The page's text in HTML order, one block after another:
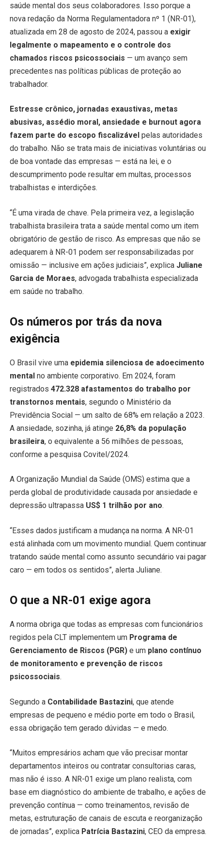
saúde mental dos seus colaboradores. Isso porque a
nova redação da Norma Regulamentadora nº 1 (NR-01),
atualizada em 28 de agosto de 2024, passou a exigir
legalmente o mapeamento e o controle dos
chamados riscos psicossociais — um avanço sem
precedentes nas políticas públicas de proteção ao
trabalhador.
Estresse crônico, jornadas exaustivas, metas
abusivas, assédio moral, ansiedade e burnout agora
fazem parte do escopo fiscalizável pelas autoridades
do trabalho. Não se trata mais de iniciativas voluntárias ou
de boa vontade das empresas — está na lei, e o
descumprimento pode resultar em multas, processos
trabalhistas e interdições.
“É uma virada de chave. Pela primeira vez, a legislação
trabalhista brasileira trata a saúde mental como um item
obrigatório de gestão de risco. As empresas que não se
adequarem à NR-01 podem ser responsabilizadas por
omissão — inclusive em ações judiciais”, explica Juliane
Garcia de Moraes, advogada trabalhista especializada
em saúde no trabalho.
Os números por trás da nova
exigência
O Brasil vive uma epidemia silenciosa de adoecimento
mental no ambiente corporativo. Em 2024, foram
registrados 472.328 afastamentos do trabalho por
transtornos mentais, segundo o Ministério da
Previdência Social — um salto de 68% em relação a 2023.
A ansiedade, sozinha, já atinge 26,8% da população
brasileira, o equivalente a 56 milhões de pessoas,
conforme a pesquisa Covitel/2024.
A Organização Mundial da Saúde (OMS) estima que a
perda global de produtividade causada por ansiedade e
depressão ultrapassa US$ 1 trilhão por ano.
“Esses dados justificam a mudança na norma. A NR-01
está alinhada com um movimento mundial. Quem continuar
tratando saúde mental como assunto secundário vai pagar
caro — em todos os sentidos”, alerta Juliane.
O que a NR-01 exige agora
A norma obriga que todas as empresas com funcionários
regidos pela CLT implementem um Programa de
Gerenciamento de Riscos (PGR) e um plano contínuo
de monitoramento e prevenção de riscos
psicossociais.
Segundo a Contabilidade Bastazini, que atende
empresas de pequeno e médio porte em todo o Brasil,
essa obrigação tem gerado dúvidas — e medo.
“Muitos empresários acham que vão precisar montar
departamentos inteiros ou contratar consultorias caras,
mas não é isso. A NR-01 exige um plano realista, com
base em diagnóstico do ambiente de trabalho, e ações de
prevenção contínua — como treinamentos, revisão de
metas, estruturação de canais de escuta e reorganização
de jornadas”, explica Patrícia Bastazini, CEO da empresa.